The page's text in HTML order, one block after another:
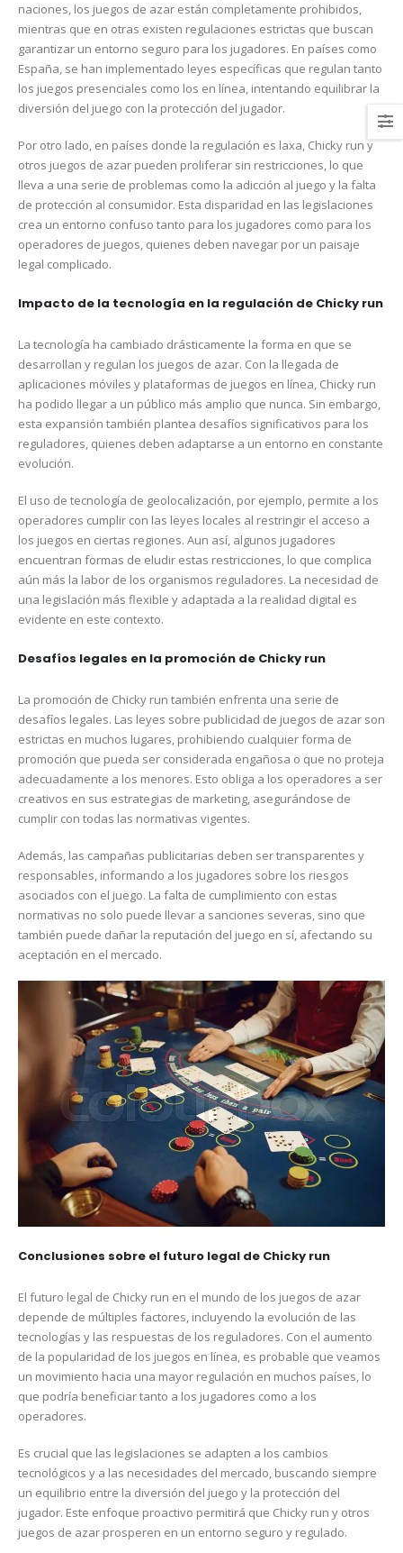
naciones, los juegos de azar están completamente prohibidos,
mientras que en otras existen regulaciones estrictas que buscan
garantizar un entorno seguro para los jugadores. En países como
España, se han implementado leyes específicas que regulan tanto
los juegos presenciales como los en línea, intentando equilibrar la
diversión del juego con la protección del jugador.
Por otro lado, en países donde la regulación es laxa, Chicky run y
otros juegos de azar pueden proliferar sin restricciones, lo que
lleva a una serie de problemas como la adicción al juego y la falta
de protección al consumidor. Esta disparidad en las legislaciones
crea un entorno confuso tanto para los jugadores como para los
operadores de juegos, quienes deben navegar por un paisaje
legal complicado.
Impacto de la tecnología en la regulación de Chicky run
La tecnología ha cambiado drásticamente la forma en que se
desarrollan y regulan los juegos de azar. Con la llegada de
aplicaciones móviles y plataformas de juegos en línea, Chicky run
ha podido llegar a un público más amplio que nunca. Sin embargo,
esta expansión también plantea desafíos significativos para los
reguladores, quienes deben adaptarse a un entorno en constante
evolución.
El uso de tecnología de geolocalización, por ejemplo, permite a los
operadores cumplir con las leyes locales al restringir el acceso a
los juegos en ciertas regiones. Aun así, algunos jugadores
encuentran formas de eludir estas restricciones, lo que complica
aún más la labor de los organismos reguladores. La necesidad de
una legislación más flexible y adaptada a la realidad digital es
evidente en este contexto.
Desafíos legales en la promoción de Chicky run
La promoción de Chicky run también enfrenta una serie de
desafíos legales. Las leyes sobre publicidad de juegos de azar son
estrictas en muchos lugares, prohibiendo cualquier forma de
promoción que pueda ser considerada engañosa o que no proteja
adecuadamente a los menores. Esto obliga a los operadores a ser
creativos en sus estrategias de marketing, asegurándose de
cumplir con todas las normativas vigentes.
Además, las campañas publicitarias deben ser transparentes y
responsables, informando a los jugadores sobre los riesgos
asociados con el juego. La falta de cumplimiento con estas
normativas no solo puede llevar a sanciones severas, sino que
también puede dañar la reputación del juego en sí, afectando su
aceptación en el mercado.
Conclusiones sobre el futuro legal de Chicky run
El futuro legal de Chicky run en el mundo de los juegos de azar
depende de múltiples factores, incluyendo la evolución de las
tecnologías y las respuestas de los reguladores. Con el aumento
de la popularidad de los juegos en línea, es probable que veamos
un movimiento hacia una mayor regulación en muchos países, lo
que podría beneficiar tanto a los jugadores como a los
operadores.
Es crucial que las legislaciones se adapten a los cambios
tecnológicos y a las necesidades del mercado, buscando siempre
un equilibrio entre la diversión del juego y la protección del
jugador. Este enfoque proactivo permitirá que Chicky run y otros
juegos de azar prosperen en un entorno seguro y regulado.